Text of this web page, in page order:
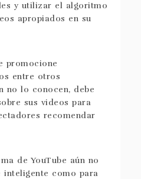
y utilizar el algoritmo
apropiados en su
promocione
entre otros
no lo conocen, debe
sus videos para
recomendar
de YouTube aún no
inteligente como para